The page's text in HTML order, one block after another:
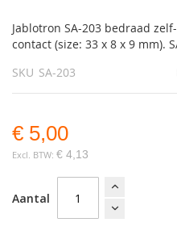
Jablotron SA-203 bedraad
contact (size: 33 x 8 x 9 mm).
SKU SA-203
€ 5,00
€ 4,13
Aantal